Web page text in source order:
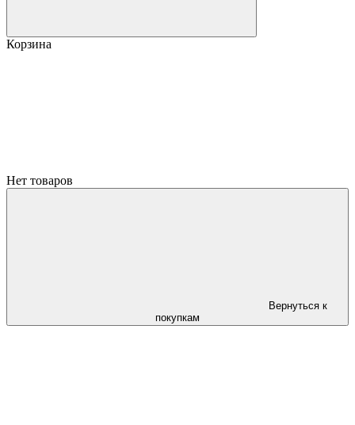
Корзина
Нет товаров
Вернуться к
покупкам